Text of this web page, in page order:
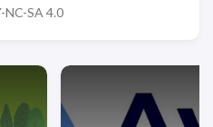
NC-SA 4.0